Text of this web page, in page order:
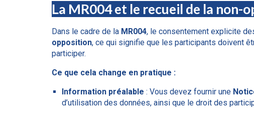
La MR004 et le recueil de la non-
Dans le cadre de la MR004, le consentement explicite
opposition, ce qui signifie que les participants doivent
participer.
Ce que cela change en pratique :
Information préalable : Vous devez fournir une
d’utilisation des données, ainsi que le droit des